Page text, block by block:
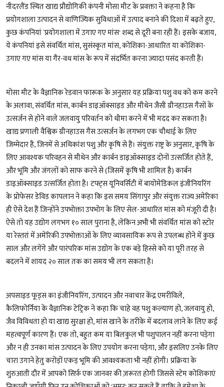
नीदरलैंड स्थित खाद्य प्रौद्योगिकी कंपनी मोसा मीट के प्रवक्ता ने कहना है कि
प्रयोगशाला उत्पादन से वाणिज्यिक सुविधाओं में उत्पाद बनाने की दिशा में बढ़ते हुए,
कुछ कंपनियां `प्रयोगशाला में उगाए गए मांस' शब्द से दूरी बना रही हैं। इसके बजाय,
ये कंपनियां इसे संवर्धित मांस, सुसंस्कृत मांस, कोशिका-आधारित या कोशिका-
उगाए गए मांस या गैर-वध मांस के रूप में संदर्भित करना ज्यादा पसंद करती हैं।
मोसा मीट के वैज्ञानिक रेडवान फारूक के अनुसार यह प्रक्रिया पशु वध को कम करने
के अलावा, संवर्धित मांस, कार्बन डाइऑक्साइड और मीथेन जैसी ग्रीनहाउस गैसों के
उत्सर्जन से होने वाले जलवायु परिवर्तन को धीमा करने में भी मदद कर सकता है।
खाद्य प्रणाली वैश्विक ग्रीनहाउस गैस उत्सर्जन के लगभग एक चौथाई के लिए
जिम्मेदार है, जिनमें से अधिकांश पशु और कृषि से हैं। संयुक्त राष्ट्र के अनुसार, कृषि के
लिए आवश्यक परिवहन से मीथेन और कार्बन डाइऑक्साइड दोनों उत्सर्जित होते हैं,
और भूमि और जंगलों को साफ करने से (जिसमें कृषि भी शामिल है) कार्बन
डाइऑक्साइड उत्सर्जित होता है। टफ्ट्स यूनिवर्सिटी में बायोमेडिकल इंजीनियरिंग
के प्रोफेसर डेविड कापलान ने कहा कि इस समय सिंगापुर और संयुक्त राज्य अमेरिका
ही ऐसे देश हैं जिन्होंने उपभोक्ता उपभोग के लिए सेल-आधारित मांस को मंजूरी दी है।
ऐसे तो यह उद्योग लगभग १० साल पुराना है, लेकिन अभी भी संवर्धित मांस को स्टोर
या रेस्तरां में अमेरिकी उपभोक्ताओं के लिए व्यावसायिक रूप से उपलब्ध होने में कुछ
साल और लगेंगे और पारंपरिक मांस उद्योग के एक बड़े हिस्से को या पूरी तरह से
बदलने में शायद २० साल तक का समय भी लग सकता है।
अपसाइड फूड्स का इंजीनियरिंग, उत्पादन और नवाचार केंद्र एमरीविले,
कैलिफोर्निया के वैज्ञानिक टेट्रिक ने कहा कि चाहे वह पशु कल्याण हो, जलवायु हो,
जैव विविधता हो या खाद्य सुरक्षा हो, मांस खाने के तरीके में बदलाव लाने के लिए कई
महत्वपूर्ण कारण हैं। एक तो, बहुत कम या बिलकुल भी पशुपालन नहीं करना पड़ेगा
और न ही उनका मांस उत्पादन के लिए उपयोग करना पड़ेगा, और इसलिए उनके लिए
चारा उगाने हेतु करोड़ों एकड़ भूमि की आवश्यकता भी नहीं होगी। प्रक्रिया के
शुरुआती दौर में आपको सिर्फ़ एक जानवर की ज़रूरत होगी जिससे स्टेम कोशिकाएं